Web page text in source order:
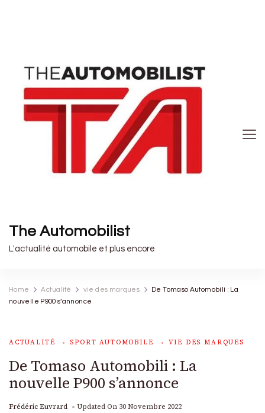
The Automobilist
L'actualité automobile et plus encore
Home Actualité vie des marques
De Tomaso Automobili : La
nouvelle P900 s’annonce
ACTUALITÉ SPORT AUTOMOBILE VIE DES MARQUES
De Tomaso Automobili : La
nouvelle P900 s’annonce
Frédéric Euvrard Updated On 30 Novembre 2022